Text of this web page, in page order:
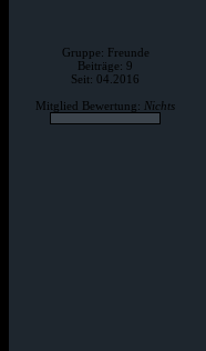
Gruppe: Freunde
Beiträge: 9
Seit: 04.2016
Mitglied Bewertung: Nichts